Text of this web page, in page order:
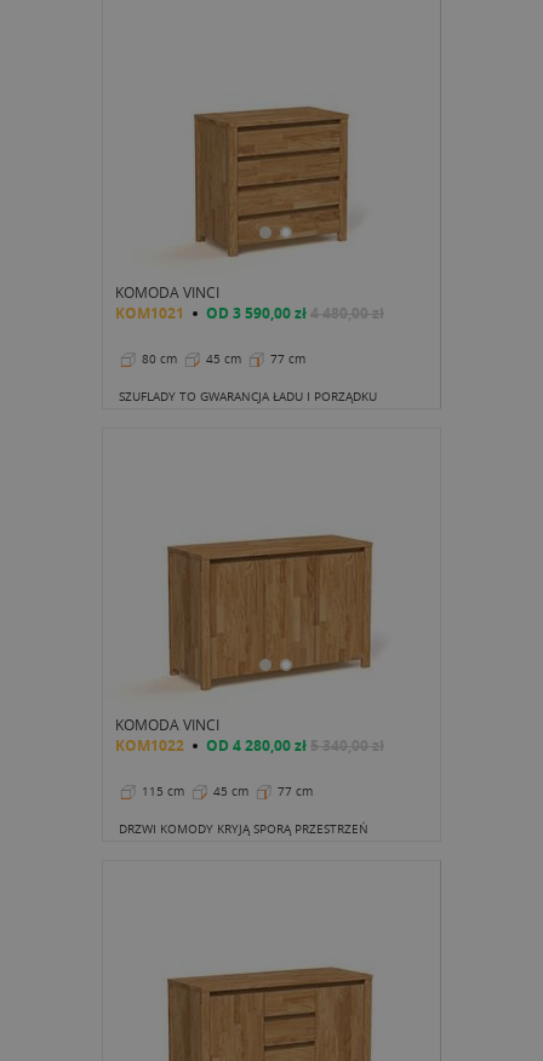
KOMODA VINCI
KOM1021 OD 3 590,00 zł4 480,00 zł
80 cm 45 cm 77 cm
SZUFLADY TO GWARANCJA ŁADU I PORZĄDKU
KOMODA VINCI
KOM1022 OD 4 280,00 zł5 340,00 zł
115 cm 45 cm 77 cm
DRZWI KOMODY KRYJĄ SPORĄ PRZESTRZEŃ